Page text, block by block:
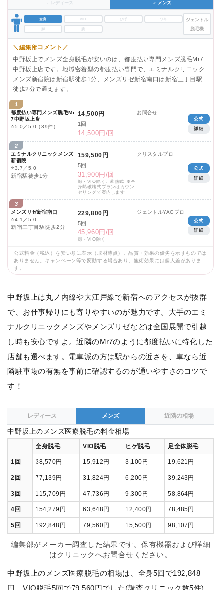
♀ レディース ♂ メンズ
全身 VIO ひげ ワキ
脚
ジェントル
脱毛機
＼編集部コメント／
中野坂上でメンズ全身脱毛が安いのは、都度払い専門メンズ脱毛Mr7
中野坂上店です。地域密着型の都度払い専門で、エミナルクリニック
メンズ新宿院は新宿駅徒歩1分、メンズリゼ新宿南口は新宿三丁目駅
徒歩2分で通えます。
1
都度払い専門メンズ脱毛Mr
7中野坂上店
⭐5.0／5.0 （39件）
14,500円
1回
14,500円/回
お問合せ
公式
詳細
2
エミナルクリニックメンズ
新宿院
⭐3.7／5.0
新宿駅徒歩1分
159,500円
5回
31,900円/回
顔・VIO除く、蓄熱式 ※全
身熱破壊式プランはカウン
セリングで案内します
クリスタルプロ
公式
詳細
3
メンズリゼ新宿南口
⭐4.1／5.0
新宿三丁目駅徒歩2分
229,800円
5回
45,960円/回
顔・VIO除く
ジェントルYAGプロ
公式
詳細
公式料金（税込）を安い順に表示（取材時点）。品質・効果の優劣を示すものでは
ありません。キャンペーン等で変動する場合あり。施術効果には個人差がありま
す。
中野坂上は丸ノ内線や大江戸線で新宿へのアクセスが抜群
で、お仕事帰りにも寄りやすいのが魅力です。大手のエミ
ナルクリニックメンズやメンズリゼなどは全国展開で引越
し時も安心ですよ。近隣のMr7のように都度払いに特化した
店舗も選べます。電車派の方は駅からの近さを、車なら近
隣駐車場の有無を事前に確認するのが通いやすさのコツで
す！
レディース メンズ 近隣の相場
中野坂上のメンズ医療脱毛の料金相場
全身脱毛 VIO脱毛 ヒゲ脱毛 足全体脱毛
1回 38,570円 15,912円 3,100円 19,621円
2回 77,139円 31,824円 6,200円 39,243円
3回 115,709円 47,736円 9,300円 58,864円
4回 154,279円 63,648円 12,400円 78,485円
5回 192,848円 79,560円 15,500円 98,107円
編集部がメーカー調査した結果です。保有機器および詳細
はクリニックへお問合せください。
中野坂上のメンズ医療脱毛の相場は、全身5回で192,848
円、VIO脱毛5回で79,560円でした(調査クリニック数5件)。